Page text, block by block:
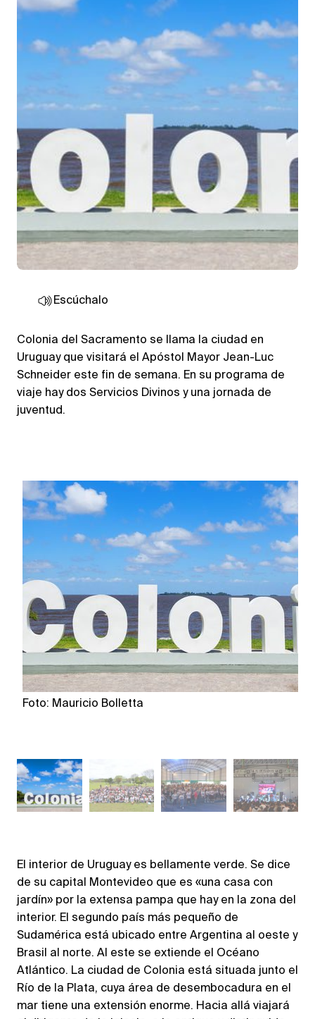
Escúchalo
Colonia del Sacramento se llama la ciudad en
Uruguay que visitará el Apóstol Mayor Jean-Luc
Schneider este fin de semana. En su programa de
viaje hay dos Servicios Divinos y una jornada de
juventud.
Foto: Mauricio Bolletta
El interior de Uruguay es bellamente verde. Se dice
de su capital Montevideo que es «una casa con
jardín» por la extensa pampa que hay en la zona del
interior. El segundo país más pequeño de
Sudamérica está ubicado entre Argentina al oeste y
Brasil al norte. Al este se extiende el Océano
Atlántico. La ciudad de Colonia está situada junto el
Río de la Plata, cuya área de desembocadura en el
mar tiene una extensión enorme. Hacia allá viajará